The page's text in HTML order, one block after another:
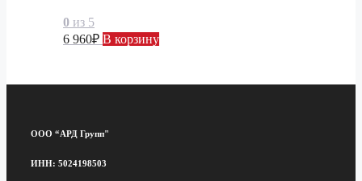
0 из 5
6 960₽ В корзину
ООО “АРД Групп"
ИНН: 5024198503